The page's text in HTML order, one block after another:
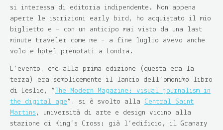
si interessa di editoria indipendente. Non appena
aperte le iscrizioni early bird, ho acquistato il mio
biglietto e – con un anticipo mai visto da una last
minute traveler come me – a fine luglio avevo anche
volo e hotel prenotati a Londra.
L’evento, che alla prima edizione (questa era la
terza) era semplicemente il lancio dell’omonimo libro
di Leslie, “The Modern Magazine: visual journalism in
the digital age“, si è svolto alla Central Saint
Martins , università di arte e design vicino alla
stazione di King’s Cross: già l’edificio, il Granary